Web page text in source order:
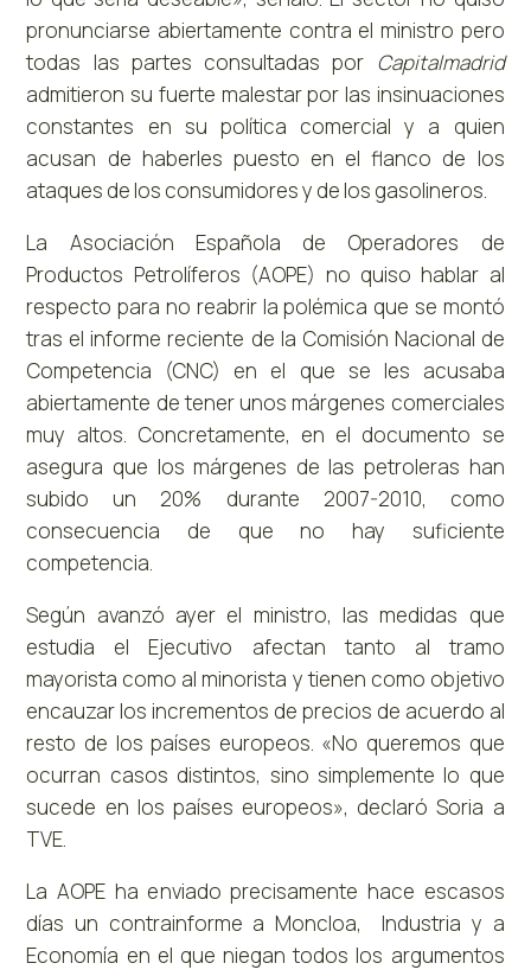
pronunciarse abiertamente contra el ministro pero
todas las partes consultadas por Capitalmadrid
admitieron su fuerte malestar por las insinuaciones
constantes en su política comercial y a quien
acusan de haberles puesto en el flanco de los
ataques de los consumidores y de los gasolineros.
La Asociación Española de Operadores de
Productos Petrolíferos (AOPE) no quiso hablar al
respecto para no reabrir la polémica que se montó
tras el informe reciente de la Comisión Nacional de
Competencia (CNC) en el que se les acusaba
abiertamente de tener unos márgenes comerciales
muy altos. Concretamente, en el documento se
asegura que los márgenes de las petroleras han
subido un 20% durante 2007-2010, como
consecuencia de que no hay suficiente
competencia.
Según avanzó ayer el ministro, las medidas que
estudia el Ejecutivo afectan tanto al tramo
mayorista como al minorista y tienen como objetivo
encauzar los incrementos de precios de acuerdo al
resto de los países europeos. «No queremos que
ocurran casos distintos, sino simplemente lo que
sucede en los países europeos», declaró Soria a
TVE.
La AOPE ha enviado precisamente hace escasos
días un contrainforme a Moncloa, Industria y a
Economía en el que niegan todos los argumentos